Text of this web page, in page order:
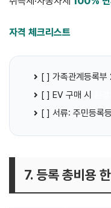
자격 체크리스트
[ ] 가족관계등록부
[ ] EV 구매 시
[ ] 서류: 주민등록
7. 등록 총비용